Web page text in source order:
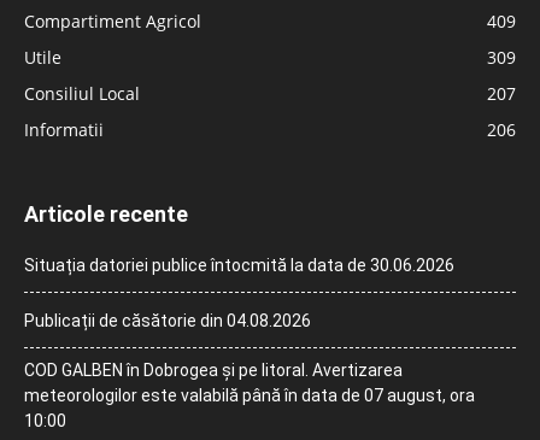
Compartiment Agricol
409
Utile
309
Consiliul Local
207
Informatii
206
Articole recente
Situația datoriei publice întocmită la data de 30.06.2026
Publicații de căsătorie din 04.08.2026
COD GALBEN în Dobrogea și pe litoral. Avertizarea
meteorologilor este valabilă până în data de 07 august, ora
10:00